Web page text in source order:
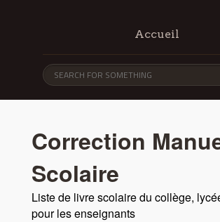
Accueil
Correction
Scolaire
Liste de livre scolaire du collège,
pour les enseignants